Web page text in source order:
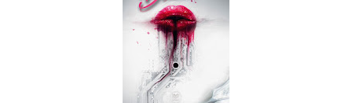
mettre sous tous les yeux. C'est cela...